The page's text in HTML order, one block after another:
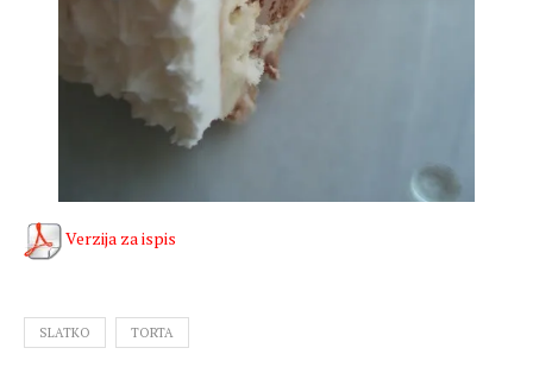
Verzija za ispis
SLATKO TORTA